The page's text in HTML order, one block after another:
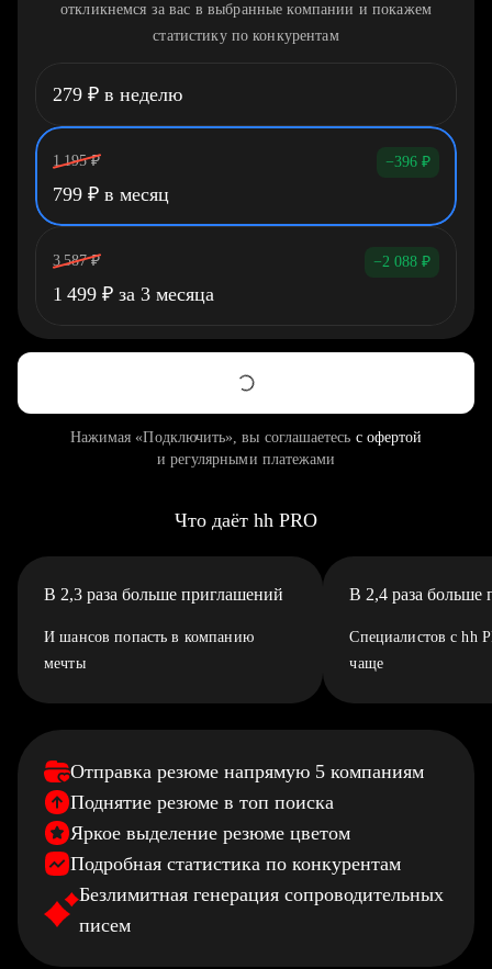
откликнемся за вас в выбранные компании и покажем
статистику по конкурентам
279 ₽ в неделю
1 195 ₽ −396 ₽
799 ₽ в месяц
3 587 ₽ −2 088 ₽
1 499 ₽ за 3 месяца
Нажимая «Подключить», вы соглашаетесь с офертой
и регулярными платежами
Что даёт hh PRO
В 2,3 раза больше приглашений
И шансов попасть в компанию
мечты
В 2,4 раза больше
Специалистов с hh
чаще
Отправка резюме напрямую 5 компаниям
Поднятие резюме в топ поиска
Яркое выделение резюме цветом
Подробная статистика по конкурентам
Безлимитная генерация сопроводительных
писем